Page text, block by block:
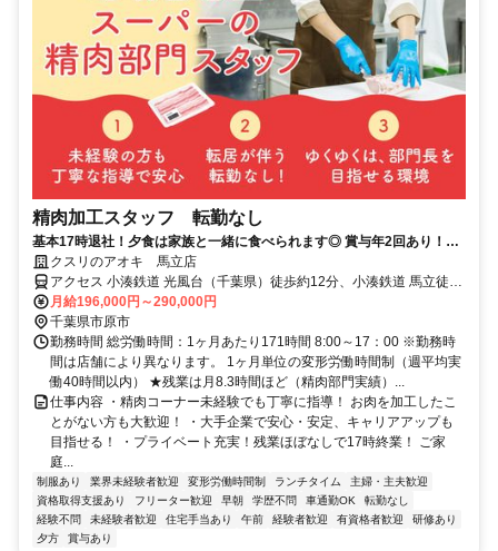
精肉加工スタッフ 転勤なし
基本17時退社！夕食は家族と一緒に食べられます◎ 賞与年2回あり！未
経験歓迎
クスリのアオキ 馬立店
アクセス 小湊鉄道 光風台（千葉県）徒歩約12分、小湊鉄道 馬立徒歩
約15分、小湊鉄道 上総山田徒歩約31分 光風台駅 徒歩14分
月給196,000円～290,000円
千葉県市原市
勤務時間 総労働時間：1ヶ月あたり171時間 8:00～17：00 ※勤務時
間は店舗により異なります。 1ヶ月単位の変形労働時間制（週平均実
働40時間以内） ★残業は月8.3時間ほど（精肉部門実績）...
仕事内容 ・精肉コーナー未経験でも丁寧に指導！ お肉を加工したこ
とがない方も大歓迎！ ・大手企業で安心・安定、キャリアアップも
目指せる！ ・プライベート充実！残業ほぼなしで17時終業！ ご家
庭...
制服あり 業界未経験者歓迎 変形労働時間制 ランチタイム
主婦・主夫歓迎
資格取得支援あり
フリーター歓迎 早朝 学歴不問 車通勤OK
転勤なし
経験不問
未経験者歓迎 住宅手当あり 午前 経験者歓迎 有資格者歓迎
研修あり
夕方
賞与あり